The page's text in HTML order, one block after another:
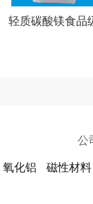
轻质碳酸镁食品
公
氧化铝 磁性材料